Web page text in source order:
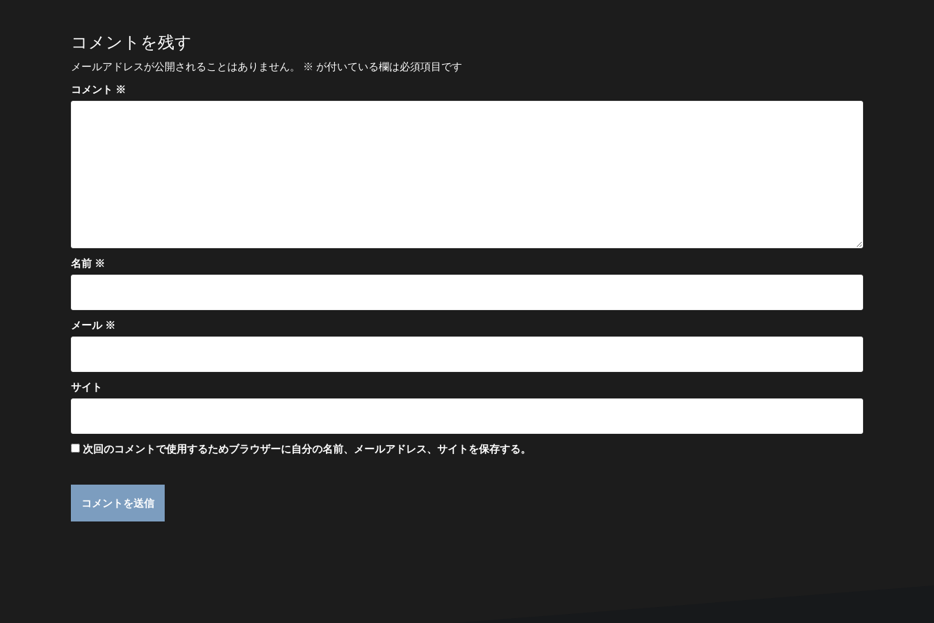
ビ
ゲ
ー
シ
コメントを残す
メールアドレスが公開されることはありません。 ※ が付いている欄は必須項目です
コメント ※
名前 ※
メール ※
サイト
次回のコメントで使用するためブラウザーに自分の名前、メールアドレス、サイトを保存する。